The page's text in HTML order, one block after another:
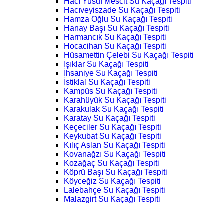
Hacıveyiszade Su Kaçağı Tespiti
Hamza Oğlu Su Kaçağı Tespiti
Hanay Başı Su Kaçağı Tespiti
Harmancık Su Kaçağı Tespiti
Hocacihan Su Kaçağı Tespiti
Hüsamettin Çelebi Su Kaçağı Tespiti
Işıklar Su Kaçağı Tespiti
İhsaniye Su Kaçağı Tespiti
İstiklal Su Kaçağı Tespiti
Kampüs Su Kaçağı Tespiti
Karahüyük Su Kaçağı Tespiti
Karakulak Su Kaçağı Tespiti
Karatay Su Kaçağı Tespiti
Keçeciler Su Kaçağı Tespiti
Keykubat Su Kaçağı Tespiti
Kılıç Aslan Su Kaçağı Tespiti
Kovanağzı Su Kaçağı Tespiti
Kozağaç Su Kaçağı Tespiti
Köprü Başı Su Kaçağı Tespiti
Köyceğiz Su Kaçağı Tespiti
Lalebahçe Su Kaçağı Tespiti
Malazgirt Su Kaçağı Tespiti